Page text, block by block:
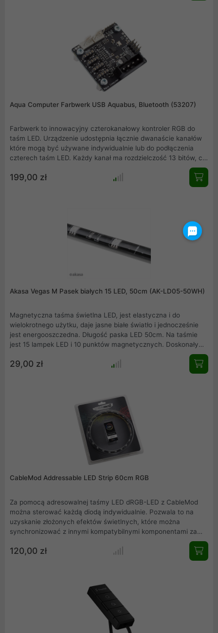
Aqua Computer Farbwerk USB Aquabus, Bluetooth (53207)
Farbwerk to innowacyjny czterokanałowy kontroler RGB do
taśm LED. Urządzenie udostępnia łącznie dwanaście kanałów
które mogą być używane indywidualnie lub do podłączenia
czterech taśm LED. Każdy kanał ma rozdzielczość 13 bitów, co
ustawieniach jasności. Farwerk jest autonomicznym
urządzeniem z wbudowanym mikroprocesorem i może być
199,00 zł
Akasa Vegas M Pasek białych 15 LED, 50cm (AK-LD05-50WH)
Magnetyczna taśma świetlna LED, jest elastyczna i do
wielokrotnego użytku, daje jasne białe światło i jednocześnie
jest energooszczedna. Długość paska LED 50cm. Na taśmie
jest 15 lampek LED i 10 punktów magnetycznych. Doskonały
wyglądający sprzęt gamingowy.
29,00 zł
CableMod Addressable LED Strip 60cm RGB
Za pomocą adresowalnej taśmy LED dRGB-LED z CableMod
można sterować każdą diodą indywidualnie. Pozwala to na
uzyskanie złożonych efektów świetlnych, które można
synchronizować z innymi kompatybilnymi komponentami za
pomocą oprogramowania ASUS Aura Sync lub Gigabyte RGB
Fusion .
120,00 zł